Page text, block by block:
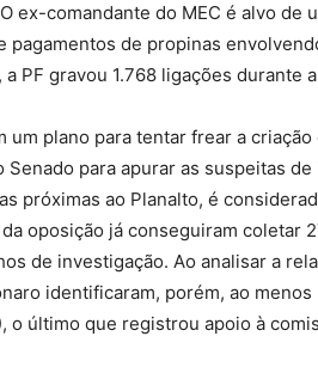
ex-comandante do MEC é alvo de
pagamentos de propinas
PF gravou 1.768 ligações durante
plano para tentar frear a criação
para apurar as suspeitas
próximas ao Planalto, é
oposição já conseguiram coletar
de investigação. Ao analisar a
identificaram, porém, ao
último que registrou apoio à